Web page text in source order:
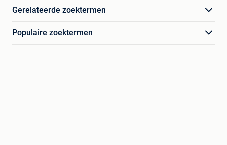
Gerelateerde zoektermen
Populaire zoektermen